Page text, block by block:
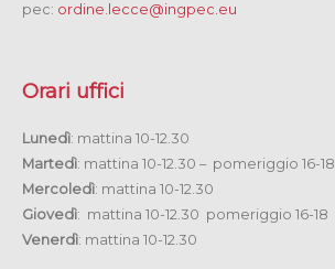
pec: ordine.lecce@ingpec.eu
Orari uffici
Lunedì: mattina 10-12.30
Martedì: mattina 10-12.30 – pomeriggio 16-18
Mercoledì: mattina 10-12.30
Giovedì: mattina 10-12.30 pomeriggio 16-18
Venerdì: mattina 10-12.30